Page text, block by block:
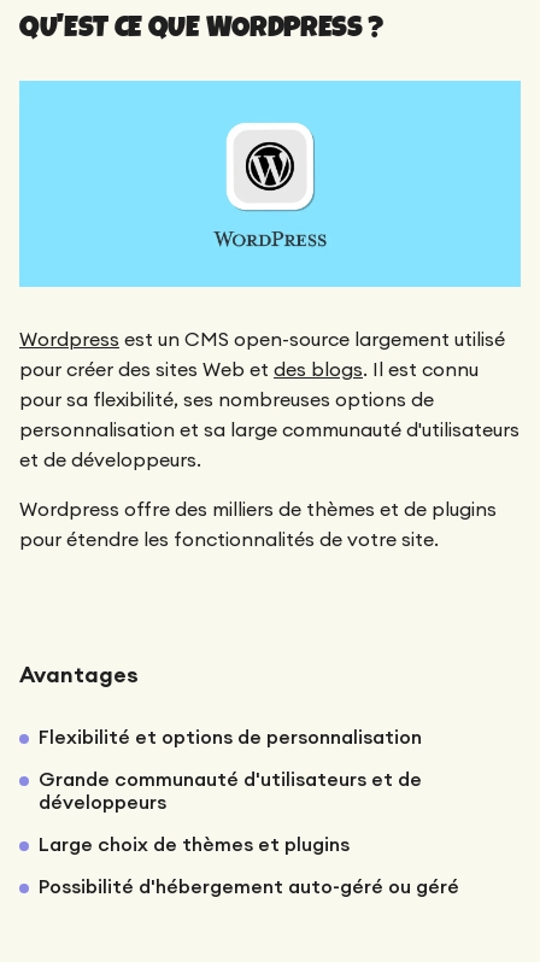
QU'EST CE QUE WORDPRESS ?
Wordpress est un CMS open-source largement utilisé
pour créer des sites Web et des blogs. Il est connu
pour sa flexibilité, ses nombreuses options de
personnalisation et sa large communauté d'utilisateurs
et de développeurs.
Wordpress offre des milliers de thèmes et de plugins
pour étendre les fonctionnalités de votre site.‍
Avantages
Flexibilité et options de personnalisation
Grande communauté d'utilisateurs et de
développeurs
Large choix de thèmes et plugins
Possibilité d'hébergement auto-géré ou géré